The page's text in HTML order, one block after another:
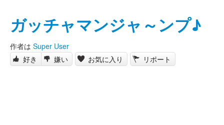
ガッチャマンジャ～ンプ♪
作者は Super User
好き
嫌い お気に入り リポート